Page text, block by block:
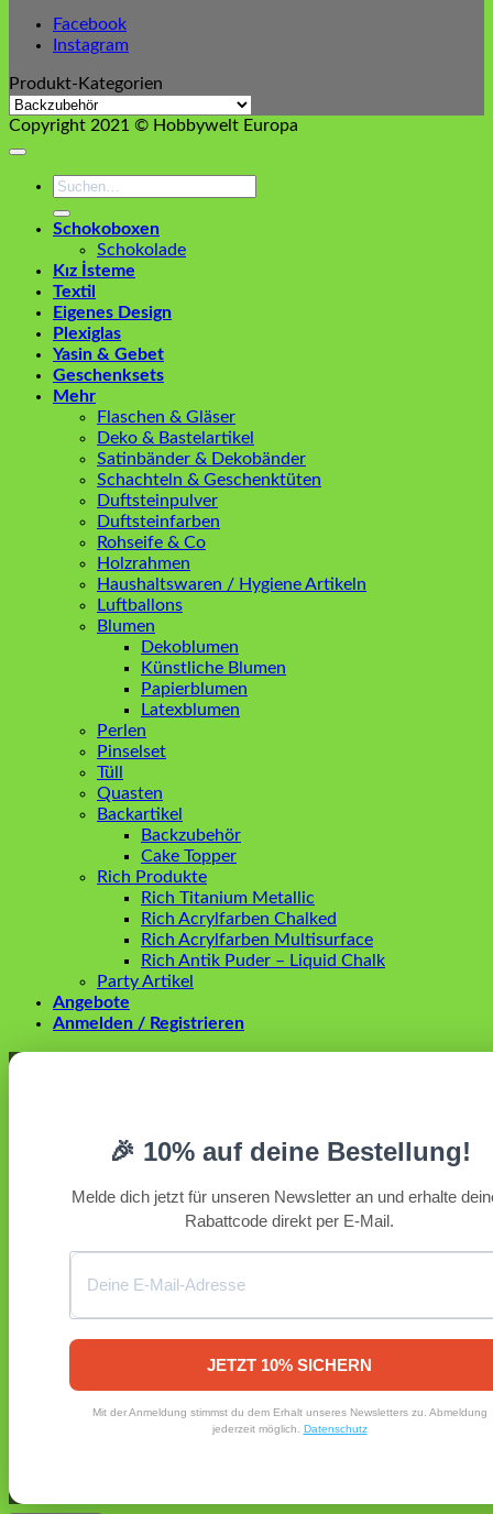
Facebook
Instagram
Produkt-Kategorien
Copyright 2021 © Hobbywelt Europa
Suchen
Schokoboxen
Schokolade
Kız İsteme
Textil
Eigenes Design
Plexiglas
Yasin & Gebet
Geschenksets
Mehr
Flaschen & Gläser
Deko & Bastelartikel
Satinbänder & Dekobänder
Schachteln & Geschenktüten
Duftsteinpulver
Duftsteinfarben
Rohseife & Co
Holzrahmen
Haushaltswaren / Hygiene Artikeln
Luftballons
Blumen
Dekoblumen
Künstliche Blumen
Papierblumen
Latexblumen
Perlen
Pinselset
Tüll
Quasten
Backartikel
Backzubehör
Cake Topper
Rich Produkte
Rich Titanium Metallic
Rich Acrylfarben Chalked
Rich Acrylfarben Multisurface
Rich Antik Puder – Liquid Chalk
Party Artikel
Angebote
Anmelden / Registrieren
🎉 10% auf deine Bestellung!
Melde dich jetzt für unseren Newsletter an und erhalte
Rabattcode direkt per E-Mail.
JETZT 10% SICHERN
Mit der Anmeldung stimmst du dem Erhalt unseres Newsletters zu. Abmeldung
jederzeit möglich. Datenschutz
Anmelden
Angemeldet bleiben Anmelden
Registrieren
Erforderlich
E-Mail-Adresse gesendet.